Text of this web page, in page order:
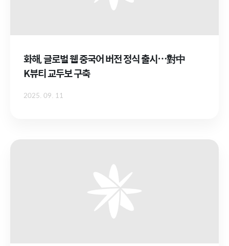
화해, 글로벌 웹 중국어 버전 정식 출시⋯對中
K뷰티 교두보 구축
2025. 09. 11